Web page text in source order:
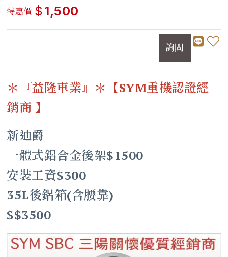
特惠價 $ 1,500
詢問
＊『益隆車業』＊【SYM重機認證經
銷商 】
新迪爵
一體式鋁合金後架$1500
安裝工資$300
35L後鋁箱(含腰靠)
$$3500